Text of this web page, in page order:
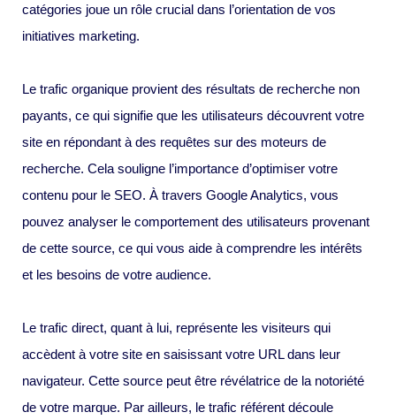
catégories joue un rôle crucial dans l’orientation de vos
initiatives marketing.
Le trafic organique provient des résultats de recherche non
payants, ce qui signifie que les utilisateurs découvrent votre
site en répondant à des requêtes sur des moteurs de
recherche. Cela souligne l’importance d’optimiser votre
contenu pour le SEO. À travers Google Analytics, vous
pouvez analyser le comportement des utilisateurs provenant
de cette source, ce qui vous aide à comprendre les intérêts
et les besoins de votre audience.
Le trafic direct, quant à lui, représente les visiteurs qui
accèdent à votre site en saisissant votre URL dans leur
navigateur. Cette source peut être révélatrice de la notoriété
de votre marque. Par ailleurs, le trafic référent découle